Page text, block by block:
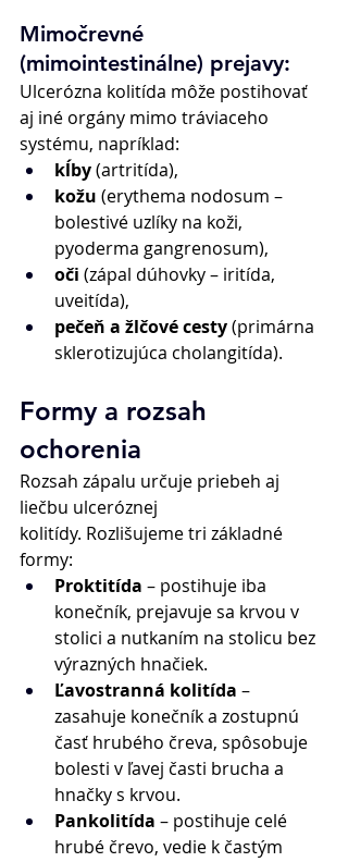
Mimočrevné
(mimointestinálne) prejavy:
Ulcerózna kolitída môže postihovať
aj iné orgány mimo tráviaceho
systému, napríklad:
kĺby (artritída),
kožu (erythema nodosum –
bolestivé uzlíky na koži,
pyoderma gangrenosum),
oči (zápal dúhovky – iritída,
uveitída),
pečeň a žlčové cesty (primárna
sklerotizujúca cholangitída).
Formy a rozsah
ochorenia
Rozsah zápalu určuje priebeh aj
liečbu ulceróznej
kolitídy. Rozlišujeme tri základné
formy:
Proktitída – postihuje iba
konečník, prejavuje sa krvou v
stolici a nutkaním na stolicu bez
výrazných hnačiek.
Ľavostranná kolitída –
zasahuje konečník a zostupnú
časť hrubého čreva, spôsobuje
bolesti v ľavej časti brucha a
hnačky s krvou.
Pankolitída – postihuje celé
hrubé črevo, vedie k častým